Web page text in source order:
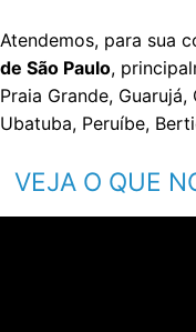
Atendemos, para sua
de São Paulo,
Praia Grande,
Ubatuba, Peruíbe,
VEJA O QUE